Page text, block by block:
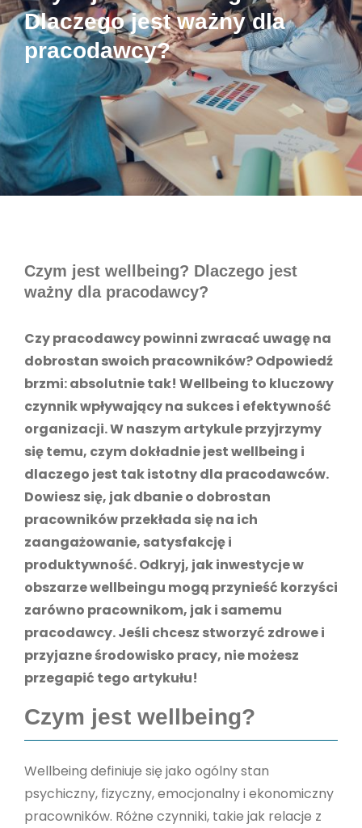
Dlaczego jest ważny dla
pracodawcy?
Czym jest wellbeing? Dlaczego jest
ważny dla pracodawcy?
Czy pracodawcy powinni zwracać uwagę na
dobrostan swoich pracowników? Odpowiedź
brzmi: absolutnie tak! Wellbeing to kluczowy
czynnik wpływający na sukces i efektywność
organizacji. W naszym artykule przyjrzymy
się temu, czym dokładnie jest wellbeing i
dlaczego jest tak istotny dla pracodawców.
Dowiesz się, jak dbanie o dobrostan
pracowników przekłada się na ich
zaangażowanie, satysfakcję i
produktywność. Odkryj, jak inwestycje w
obszarze wellbeingu mogą przynieść korzyści
zarówno pracownikom, jak i samemu
pracodawcy. Jeśli chcesz stworzyć zdrowe i
przyjazne środowisko pracy, nie możesz
przegapić tego artykułu!
Czym jest wellbeing?
Wellbeing definiuje się jako ogólny stan
psychiczny, fizyczny, emocjonalny i ekonomiczny
pracowników. Różne czynniki, takie jak relacje z